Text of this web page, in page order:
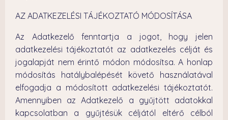
AZ ADATKEZELÉSI TÁJÉKOZTATÓ MÓDOSÍTÁSA
Az Adatkezelő fenntartja a jogot, hogy jelen
adatkezelési tájékoztatót az adatkezelés célját és
jogalapját nem érintő módon módosítsa. A honlap
módosítás hatálybalépését követő használatával
elfogadja a módosított adatkezelési tájékoztatót.
Amennyiben az Adatkezelő a gyűjtött adatokkal
kapcsolatban a gyűjtésük céljától eltérő célból